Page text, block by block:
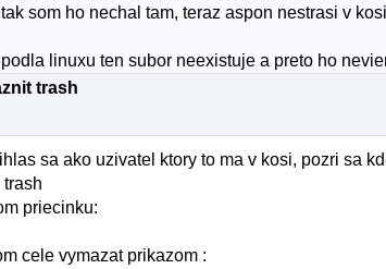
som ho nechal tam, teraz aspon nestrasi v
linuxu ten subor neexistuje a preto ho
trash
sa ako uzivatel ktory to ma v kosi, pozri sa
trash
priecinku:
cele vymazat prikazom :